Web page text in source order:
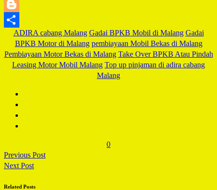
Share
ADIRA cabang Malang Gadai BPKB Mobil di Malang Gadai
BPKB Motor di Malang pembiayaan Mobil Bekas di Malang
Pembiayaan Motor Bekas di Malang Take Over BPKB Atau Pindah
Leasing Motor Mobil Malang Top up pinjaman di adira cabang
Malang
0
Previous Post
Next Post
Related Posts